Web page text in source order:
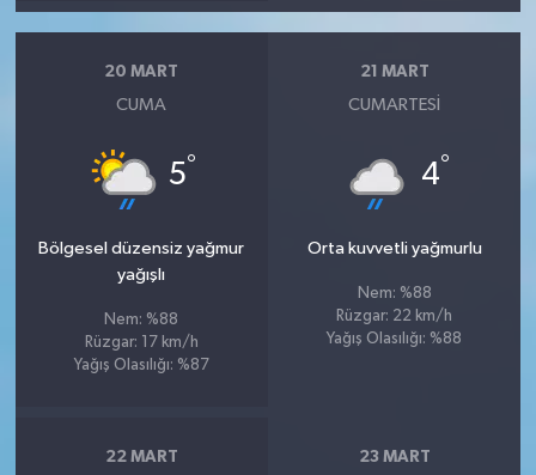
20 MART
CUMA
5°
Bölgesel düzensiz yağmur
yağışlı
Nem: %88
Rüzgar: 17 km/h
Yağış Olasılığı: %87
21 MART
CUMARTESI
4°
Orta kuvvetli yağmurlu
Nem: %88
Rüzgar: 22 km/h
Yağış Olasılığı: %88
22 MART 23 MART